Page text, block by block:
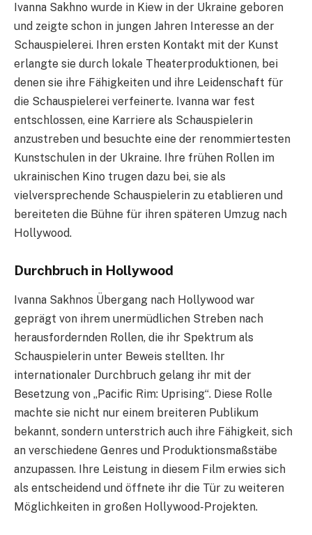
Ivanna Sakhno wurde in Kiew in der Ukraine geboren
und zeigte schon in jungen Jahren Interesse an der
Schauspielerei. Ihren ersten Kontakt mit der Kunst
erlangte sie durch lokale Theaterproduktionen, bei
denen sie ihre Fähigkeiten und ihre Leidenschaft für
die Schauspielerei verfeinerte. Ivanna war fest
entschlossen, eine Karriere als Schauspielerin
anzustreben und besuchte eine der renommiertesten
Kunstschulen in der Ukraine. Ihre frühen Rollen im
ukrainischen Kino trugen dazu bei, sie als
vielversprechende Schauspielerin zu etablieren und
bereiteten die Bühne für ihren späteren Umzug nach
Hollywood.
Durchbruch in Hollywood
Ivanna Sakhnos Übergang nach Hollywood war
geprägt von ihrem unermüdlichen Streben nach
herausfordernden Rollen, die ihr Spektrum als
Schauspielerin unter Beweis stellten. Ihr
internationaler Durchbruch gelang ihr mit der
Besetzung von „Pacific Rim: Uprising“. Diese Rolle
machte sie nicht nur einem breiteren Publikum
bekannt, sondern unterstrich auch ihre Fähigkeit, sich
an verschiedene Genres und Produktionsmaßstäbe
anzupassen. Ihre Leistung in diesem Film erwies sich
als entscheidend und öffnete ihr die Tür zu weiteren
Möglichkeiten in großen Hollywood-Projekten.